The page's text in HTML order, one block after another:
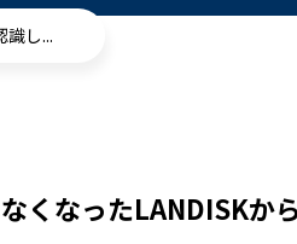
識し...
くなったLANDISKか